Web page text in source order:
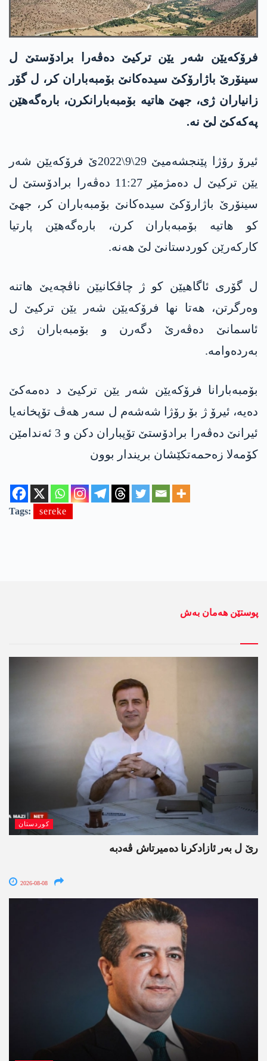
فرۆکەیێن شەر یێن ترکیێ دەڤەرا برادۆستێ ل
سینۆرێ باژارۆکێ سیدەکانێ بۆمبه‌باران كر، ل گۆر
زانیاران ژی، جهێ هاتیە بۆمبەبارانکرن، بارەگەهێن
په‌كه‌كێ لێ نە.
ئیرۆ رۆژا پێنجشه‌میێ 29\9\2022ێ فرۆکەیێن شەر
یێن ترکیێ ل دەمژمێر 11:27 دەڤەرا برادۆستێ ل
سینۆرێ باژارۆکێ سیدەکانێ بۆمبه‌باران كر، جهێ
كو هاتیه‌ بۆمبه‌باران كرن، باره‌گه‌هێن پارتیا
كاركه‌رێن كوردستانێ لێ هه‌نه‌.
ل گۆری ئاگاهیێن كو ژ چاڤكانیێن ناڤچه‌یێ هاتنه‌
وه‌رگرتن، هەتا نها فرۆکەیێن شەر یێن ترکیێ ل
ئاسمانێ دەڤەرێ دگەرن و بۆمبەباران ژی
بەردەوامە.
بۆمبەبارانا فرۆکەیێن شەر یێن ترکیێ د دەمەکێ
دەیە، ئیرۆ ژ بۆ رۆژا شەشەم ل سەر هەڤ تۆپخانەیا
ئیرانێ دەڤەرا برادۆستێ تۆپباران دکن و 3 ئەندامێن
کۆمەلا زەحمەتکێشان بریندار بوون
Tags: sereke
پوستێن ھەمان بەش
کوردستان
رێ ل بەر ئازادکرنا دەمیرتاش ڤەدبە
2026-08-08